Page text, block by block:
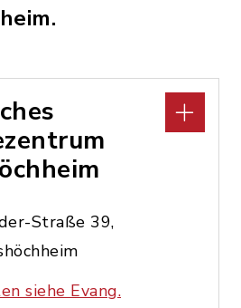
Straße 39,
siehe Evang.